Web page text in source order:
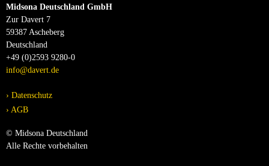
Midsona Deutschland GmbH
Zur Davert 7
59387 Ascheberg
Deutschland
+49 (0)2593 9280-0
info@davert.de
Datenschutz
AGB
© Midsona Deutschland
Alle Rechte vorbehalten